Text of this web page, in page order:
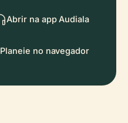
Abrir na app Audiala
Planeie no navegador